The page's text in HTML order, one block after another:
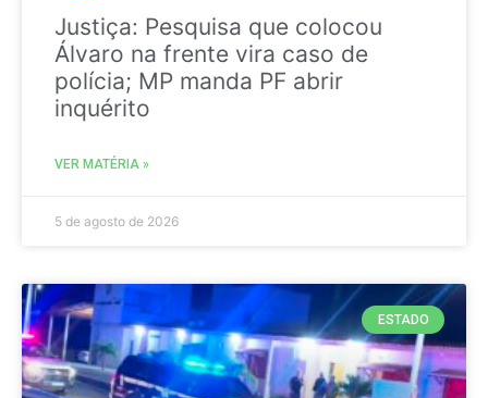
Justiça: Pesquisa que colocou
Álvaro na frente vira caso de
polícia; MP manda PF abrir
inquérito
VER MATÉRIA »
5 de agosto de 2026
ESTADO